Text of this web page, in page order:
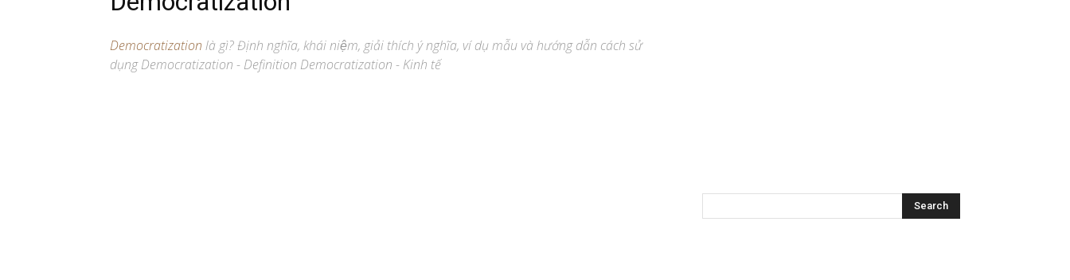
Democratization là gì? Định nghĩa, khái niệm, giải thích ý nghĩa, ví dụ mẫu và hướng dẫn cách sử
dụng Democratization - Definition Democratization - Kinh tế